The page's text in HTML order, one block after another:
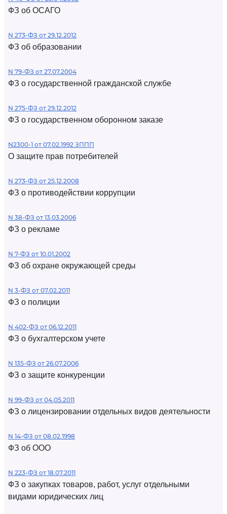
ФЗ об ОСАГО
N 273-ФЗ от 29.12.2012
ФЗ об образовании
N 79-ФЗ от 27.07.2004
ФЗ о государственной гражданской службе
N 275-ФЗ от 29.12.2012
ФЗ о государственном оборонном заказе
N2300-1 от 07.02.1992 ЗППП
О защите прав потребителей
N 273-ФЗ от 25.12.2008
ФЗ о противодействии коррупции
N 38-ФЗ от 13.03.2006
ФЗ о рекламе
N 7-ФЗ от 10.01.2002
ФЗ об охране окружающей среды
N 3-ФЗ от 07.02.2011
ФЗ о полиции
N 402-ФЗ от 06.12.2011
ФЗ о бухгалтерском учете
N 135-ФЗ от 26.07.2006
ФЗ о защите конкуренции
N 99-ФЗ от 04.05.2011
ФЗ о лицензировании отдельных видов деятельности
N 14-ФЗ от 08.02.1998
ФЗ об ООО
N 223-ФЗ от 18.07.2011
ФЗ о закупках товаров, работ, услуг отдельными
видами юридических лиц